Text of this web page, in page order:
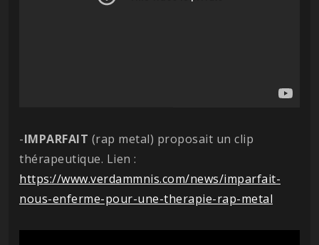
-IMPARFAIT (rap metal) proposait un clip
thérapeutique. Lien :
https://www.verdammnis.com/news/imparfait-
nous-enferme-pour-une-therapie-rap-metal